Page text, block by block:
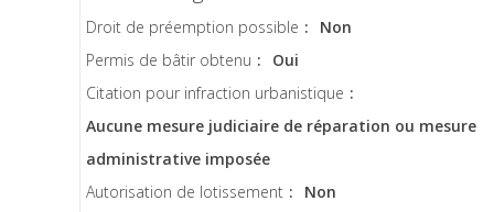
Droit de préemption possible :
Non
Permis de bâtir obtenu :
Oui
Citation pour infraction urbanistique :
Aucune mesure judiciaire de réparation ou mesure
administrative imposée
Autorisation de lotissement :
Non